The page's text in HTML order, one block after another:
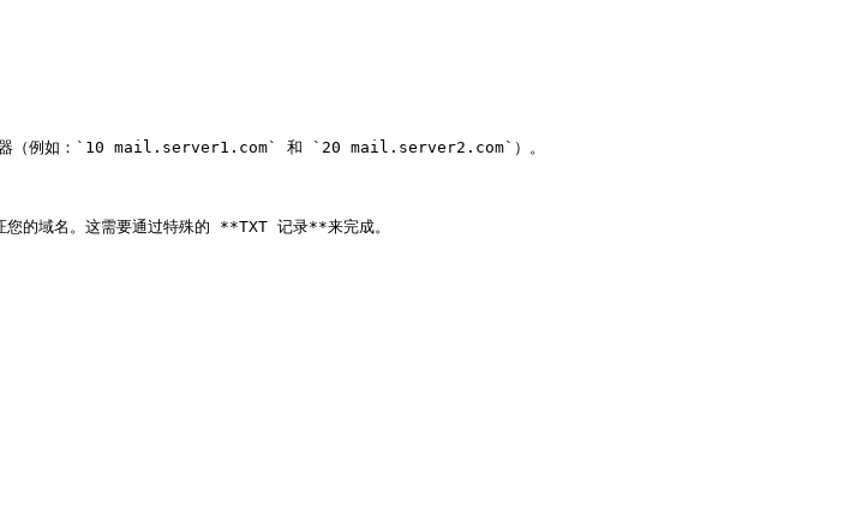
服务器（例如：`10 mail.server1.com` 和 `20 mail.server2.com`）。
的域名。这需要通过特殊的 **TXT 记录**来完成。